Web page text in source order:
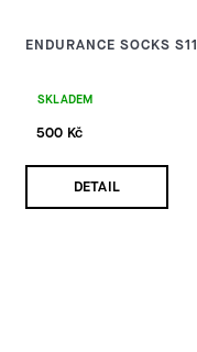
ENDURANCE SOCKS S11
SKLADEM
500 Kč
DETAIL